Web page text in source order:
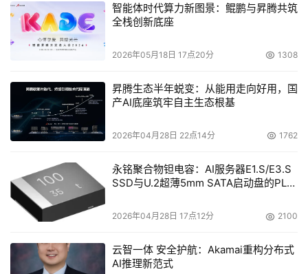
智能体时代算力新图景：鲲鹏与昇腾共筑
全栈创新底座
2026年05月18日 17点20分 1308
昇腾生态半年蜕变：从能用走向好用，国
产AI底座筑牢自主生态根基
2026年04月28日 22点14分 1762
永铭聚合物钽电容：AI服务器E1.S/E3.S
SSD与U.2超薄5mm SATA启动盘的PLP
2026年04月28日 17点12分 2100
云智一体 安全护航：Akamai重构分布式
AI推理新范式